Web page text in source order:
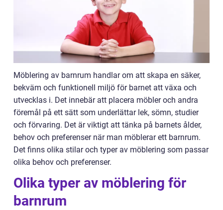
Möblering av barnrum handlar om att skapa en säker,
bekväm och funktionell miljö för barnet att växa och
utvecklas i. Det innebär att placera möbler och andra
föremål på ett sätt som underlättar lek, sömn, studier
och förvaring. Det är viktigt att tänka på barnets ålder,
behov och preferenser när man möblerar ett barnrum.
Det finns olika stilar och typer av möblering som passar
olika behov och preferenser.
Olika typer av möblering för
barnrum